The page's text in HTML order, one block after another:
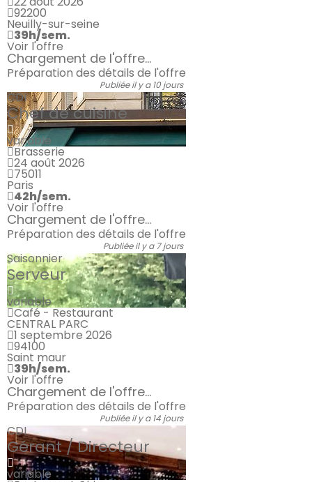
92200
Neuilly-sur-seine
39h/sem.
Voir l'offre
Chargement de l'offre...
Préparation des détails de l'offre
Publiée il y a 10 jours
CDI
Chef de cuisine
variable
Brasserie
24 août 2026
75011
Paris
42h/sem.
Voir l'offre
Chargement de l'offre...
Préparation des détails de l'offre
Publiée il y a 7 jours
Saisonnier
Serveur
variable
Café - Restaurant
CENTRAL PARC
1 septembre 2026
94100
Saint maur
39h/sem.
Voir l'offre
Chargement de l'offre...
Préparation des détails de l'offre
Publiée il y a 14 jours
CDI
Gérant / Directeur
variable